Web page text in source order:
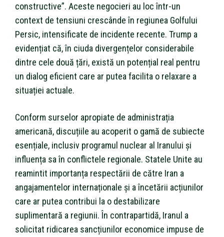
constructive”. Aceste negocieri au loc într-un
context de tensiuni crescânde în regiunea Golfului
Persic, intensificate de incidente recente. Trump a
evidențiat că, în ciuda divergențelor considerabile
dintre cele două țări, există un potențial real pentru
un dialog eficient care ar putea facilita o relaxare a
situației actuale.
Conform surselor apropiate de administrația
americană, discuțiile au acoperit o gamă de subiecte
esențiale, inclusiv programul nuclear al Iranului și
influența sa în conflictele regionale. Statele Unite au
reamintit importanța respectării de către Iran a
angajamentelor internaționale și a încetării acțiunilor
care ar putea contribui la o destabilizare
suplimentară a regiunii. În contrapartidă, Iranul a
solicitat ridicarea sancțiunilor economice impuse de